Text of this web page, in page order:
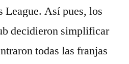
League. Así pues, los
decidieron simplificar
todas las franjas